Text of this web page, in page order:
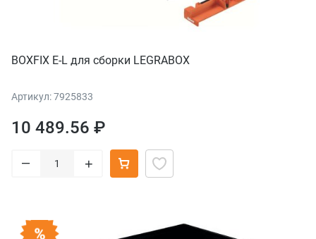
BOXFIX E-L для сборки LEGRABOX
Артикул: 7925833
10 489.56 ₽
– +